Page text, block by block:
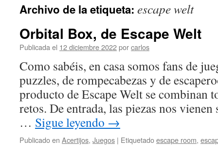
Archivo de la etiqueta: escape welt
Orbital Box, de Escape Welt
Publicada el 12 diciembre 2022porcarlos
Como sabéis, en casa somos fans de
puzzles, de rompecabezas y de
producto de Escape Welt se combinan
retos. De entrada, las piezas nos vienen
… Sigue leyendo →
Publicado en Acertijos, Juegos | Etiquetadoescape room,